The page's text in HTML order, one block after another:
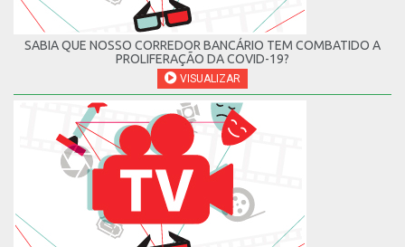
SABIA QUE NOSSO CORREDOR BANCÁRIO TEM COMBATIDO A
PROLIFERAÇÃO DA COVID-19?
VISUALIZAR